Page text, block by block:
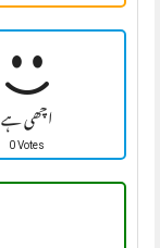
اچھی ہے
0 Votes